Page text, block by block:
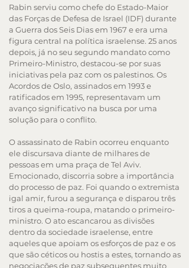
Rabin serviu como chefe do Estado-Maior
das Forças de Defesa de Israel (IDF) durante
a Guerra dos Seis Dias em 1967 e era uma
figura central na política israelense. 25 anos
depois, já no seu segundo mandato como
Primeiro-Ministro, destacou-se por suas
iniciativas pela paz com os palestinos. Os
Acordos de Oslo, assinados em 1993 e
ratificados em 1995, representavam um
avanço significativo na busca por uma
solução para o conflito.
O assassinato de Rabin ocorreu enquanto
ele discursava diante de milhares de
pessoas em uma praça de Tel Aviv.
Emocionado, discorria sobre a importância
do processo de paz. Foi quando o extremista
igal amir, furou a segurança e disparou três
tiros a queima-roupa, matando o primeiro-
ministro. O ato escancarou as divisões
dentro da sociedade israelense, entre
aqueles que apoiam os esforços de paz e os
que são céticos ou hostis a estes, tornando as
negociações de paz subsequentes muito